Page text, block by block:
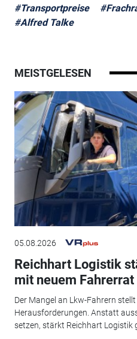
#Transportpreise
#Alfred Talke
MEISTGELESEN
05.08.2026
Reichhart Logistik
mit neuem Fahrerrat
Der Mangel an Lkw-Fahrern
Herausforderungen. Anstatt
setzen, stärkt Reichhart Logistik